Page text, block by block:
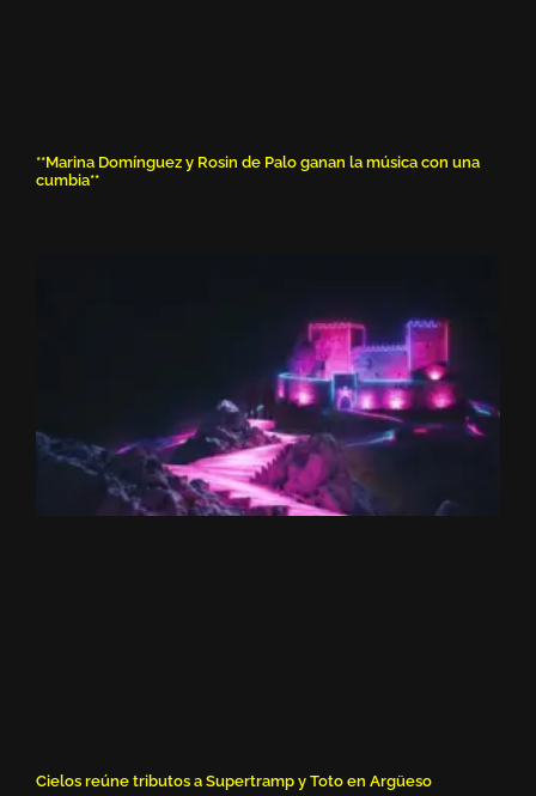
**Marina Domínguez y Rosin de Palo ganan la música con una
cumbia**
Cielos reúne tributos a Supertramp y Toto en Argüeso